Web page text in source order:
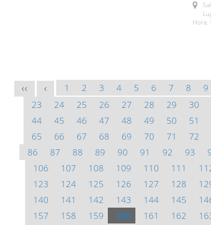
Hora:
<< < 1 2 3 4 5 6 7 8 9
23
24 25 26 27 28 29 30
44
45 46 47 48 49 50 51
65
66 67 68 69 70 71 72
86
87 88 89 90 91 92 93
106
107 108 109 110 111
123
124 125 126 127 128
140
141 142 143 144 145
157
158 159 160 161 162